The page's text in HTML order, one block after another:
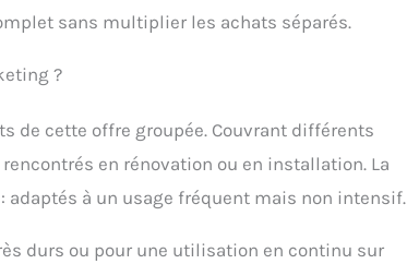
sans multiplier les achats séparés.
?
de cette offre groupée. Couvrant différents
en rénovation ou en installation. La
à un usage fréquent mais non intensif.
durs ou pour une utilisation en continu sur